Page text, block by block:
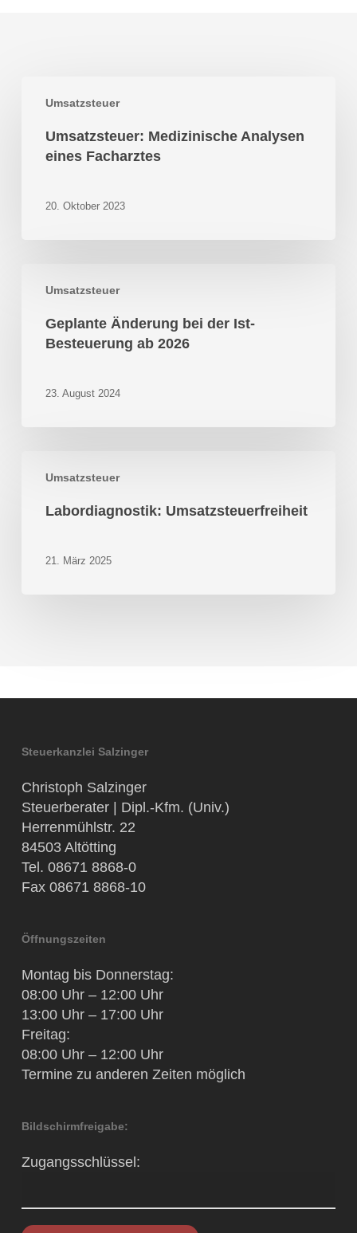
Umsatzsteuer
Medizinische
eines
Facharztes
Umsatzsteuer: Medizinische Analysen
eines Facharztes
20. Oktober 2023
Umsatzsteuer
Änderung
Geplante Änderung bei der Ist-
Besteuerung ab 2026
23. August 2024
Umsatzsteuer
Umsatzsteuerfreiheit
Labordiagnostik: Umsatzsteuerfreiheit
21. März 2025
Steuerkanzlei Salzinger
Christoph Salzinger
Steuerberater | Dipl.-Kfm. (Univ.)
Herrenmühlstr. 22
84503 Altötting
Tel. 08671 8868-0
Fax 08671 8868-10
Öffnungszeiten
Montag bis Donnerstag:
08:00 Uhr – 12:00 Uhr
13:00 Uhr – 17:00 Uhr
Freitag:
08:00 Uhr – 12:00 Uhr
Termine zu anderen Zeiten möglich
Bildschirmfreigabe:
Zugangsschlüssel: